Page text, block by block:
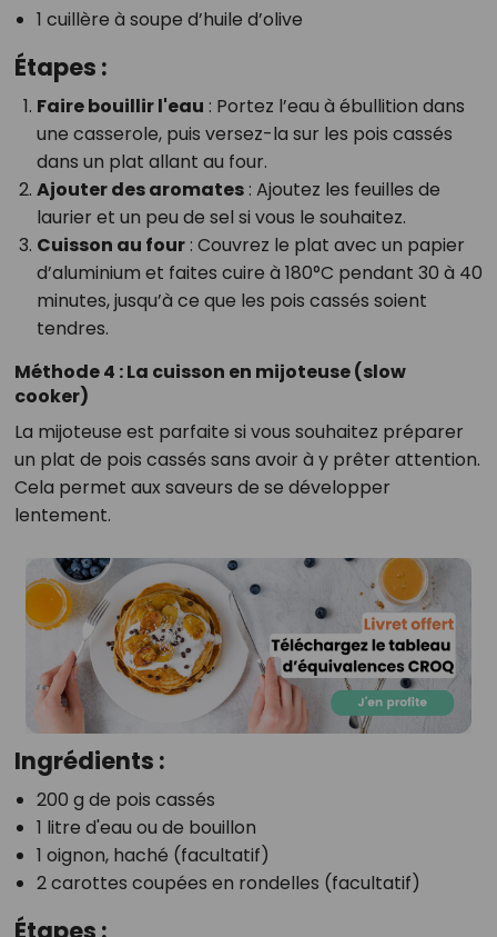
1 cuillère à soupe d’huile d’olive
Étapes :
Faire bouillir l'eau : Portez l’eau à ébullition dans
une casserole, puis versez-la sur les pois cassés
dans un plat allant au four.
Ajouter des aromates: Ajoutez les feuilles de
laurier et un peu de sel si vous le souhaitez.
Cuisson au four: Couvrez le plat avec un papier
d’aluminium et faites cuire à 180°C pendant 30 à 40
minutes, jusqu’à ce que les pois cassés soient
tendres.
Méthode 4 : La cuisson en mijoteuse (slow
cooker)
La mijoteuse est parfaite si vous souhaitez préparer
un plat de pois cassés sans avoir à y prêter attention.
Cela permet aux saveurs de se développer
lentement.
Ingrédients :
200 g de pois cassés
1 litre d'eau ou de bouillon
1 oignon, haché (facultatif)
2 carottes coupées en rondelles (facultatif)
Étapes :